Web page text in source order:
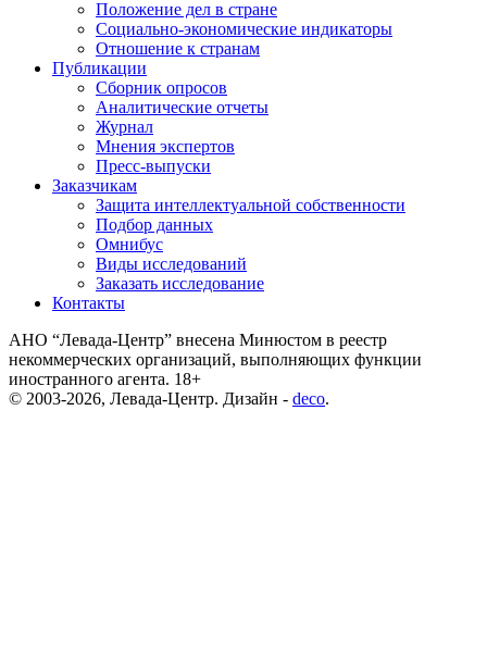
Положение дел в стране
Социально-экономические индикаторы
Отношение к странам
Публикации
Сборник опросов
Аналитические отчеты
Журнал
Мнения экспертов
Пресс-выпуски
Заказчикам
Защита интеллектуальной собственности
Подбор данных
Омнибус
Виды исследований
Заказать исследование
Контакты
АНО “Левада-Центр” внесена Минюстом в реестр
некоммерческих организаций, выполняющих функции
иностранного агента. 18+
© 2003-2026, Левада-Центр. Дизайн - deco.